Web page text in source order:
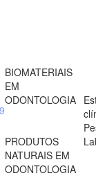
BIOMATERIAIS
EM
ODONTOLOGIA
PRODUTOS
NATURAIS EM
ODONTOLOGIA